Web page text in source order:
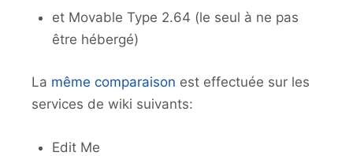
et Movable Type 2.64 (le seul à ne pas
être hébergé)
La même comparaison est effectuée sur les
services de wiki suivants:
Edit Me